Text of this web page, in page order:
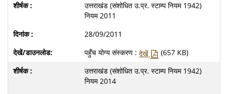
उत्तराखंड (संशोधित उ.प्र. स्टाम्प नियम 1942)
नियम 2011
28/09/2011
पहुँच योग्य संस्करण : देखें
(657 KB)
उत्तराखंड (संशोधित उ.प्र. स्टाम्प नियम 1942)
नियम 2014